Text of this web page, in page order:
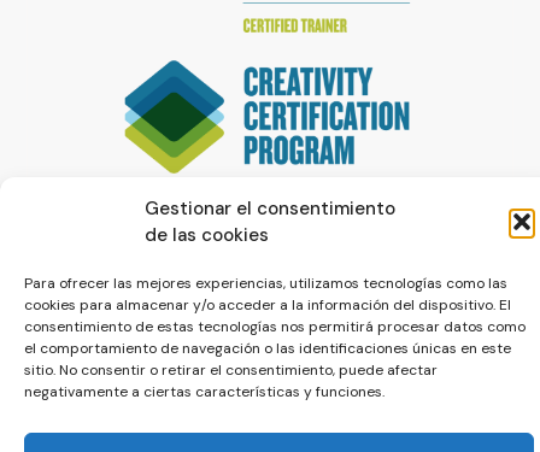
Gestionar el consentimiento
de las cookies
Para ofrecer las mejores experiencias, utilizamos tecnologías como las
cookies para almacenar y/o acceder a la información del dispositivo. El
consentimiento de estas tecnologías nos permitirá procesar datos como
el comportamiento de navegación o las identificaciones únicas en este
sitio. No consentir o retirar el consentimiento, puede afectar
negativamente a ciertas características y funciones.
© La Servilleta - El Blog de Paco Prieto
Política de cookiesPolítica de privacidad